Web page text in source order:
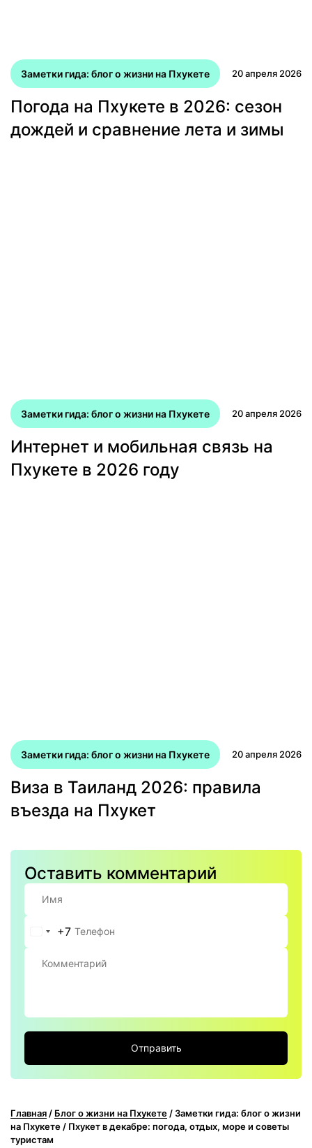
Заметки гида: блог о жизни на Пхукете 20 апреля 2026
Погода на Пхукете в 2026: сезон
дождей и сравнение лета и зимы
Заметки гида: блог о жизни на Пхукете 20 апреля 2026
Интернет и мобильная связь на
Пхукете в 2026 году
Заметки гида: блог о жизни на Пхукете 20 апреля 2026
Виза в Таиланд 2026: правила
въезда на Пхукет
Оставить комментарий
Россия
+7
Отправить
Главная / Блог о жизни на Пхукете / Заметки гида: блог о жизни
на Пхукете / Пхукет в декабре: погода, отдых, море и советы
туристам